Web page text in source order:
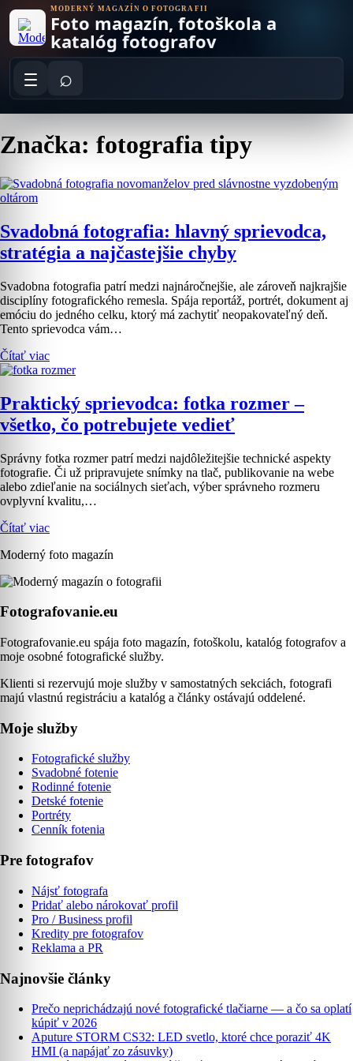
content
MODERNÝ MAGAZÍN O FOTOGRAFII
Foto magazín, fotoškola a
katalóg fotografov
⌕
Značka: fotografia tipy
Svadobná fotografia: hlavný sprievodca,
stratégia a najčastejšie chyby
Svadobna fotografia patrí medzi najnáročnejšie, ale zároveň najkrajšie
disciplíny fotografického remesla. Spája reportáž, portrét, dokument aj
emóciu do jedného celku, ktorý má zachytiť neopakovateľný deň.
Tento sprievodca vám…
Čítať viac
Praktický sprievodca: fotka rozmer –
všetko, čo potrebujete vedieť
Správny fotka rozmer patrí medzi najdôležitejšie technické aspekty
fotografie. Či už pripravujete snímky na tlač, publikovanie na webe
alebo zdieľanie na sociálnych sieťach, výber správneho rozmeru
ovplyvní kvalitu,…
Čítať viac
Moderný foto magazín
Fotografovanie.eu
Fotografovanie.eu spája foto magazín, fotoškolu, katalóg fotografov a
moje osobné fotografické služby.
Klienti si rezervujú moje služby v samostatných sekciách, fotografi
majú vlastnú registráciu a katalóg a články ostávajú oddelené.
Moje služby
Fotografické služby
Svadobné fotenie
Rodinné fotenie
Detské fotenie
Portréty
Cenník fotenia
Pre fotografov
Nájsť fotografa
Pridať alebo nárokovať profil
Pro / Business profil
Kredity pre fotografov
Reklama a PR
Najnovšie články
Prečo neprichádzajú nové fotografické tlačiarne — a čo sa oplatí
kúpiť v 2026
Aputure STORM CS32: LED svetlo, ktoré chce poraziť 4K
HMI (a napájať zo zásuvky)